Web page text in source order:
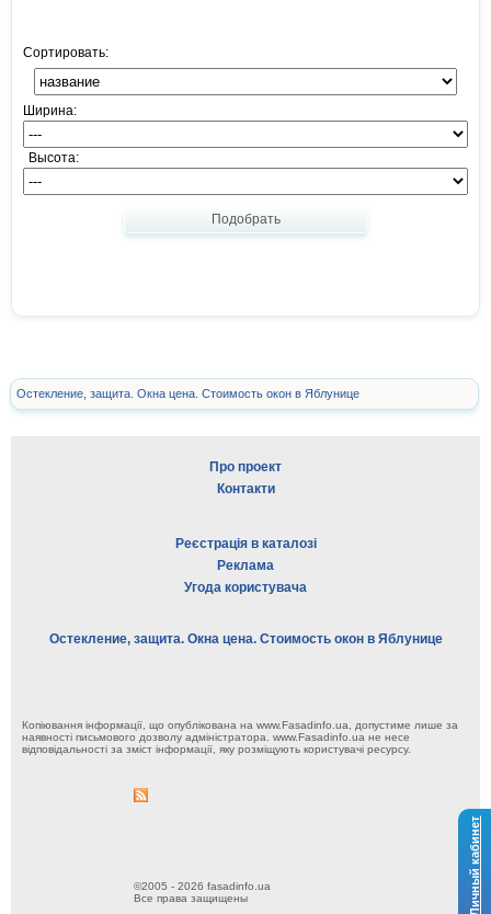
Личный кабинет
Сортировать:
Ширина:
Высота:
Подобрать
Остекление, защита. Окна цена. Стоимость окон в Яблунице
Про проект
Контакти
Реєстрація в каталозі
Реклама
Угода користувача
Остекление, защита. Окна цена. Стоимость окон в Яблунице
Копіювання інформації, що опублікована на www.Fasadinfo.ua, допустиме лише за
наявності письмового дозволу адміністратора. www.Fasadinfo.ua не несе
відповідальності за зміст інформації, яку розміщують користувачі ресурсу.
©2005 - 2026 fasadinfo.ua
Все права защищены